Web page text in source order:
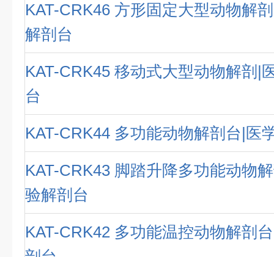
KAT-CRK46 方形固定大型动物解
解剖台
KAT-CRK45 移动式大型动物解剖|
台
KAT-CRK44 多功能动物解剖台|医
KAT-CRK43 脚踏升降多功能动物
验解剖台
KAT-CRK42 多功能温控动物解剖